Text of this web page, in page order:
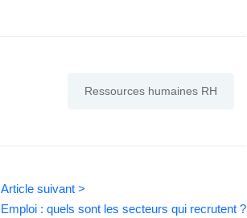
Ressources humaines RH
Article suivant >
Emploi : quels sont les secteurs qui recrutent ?